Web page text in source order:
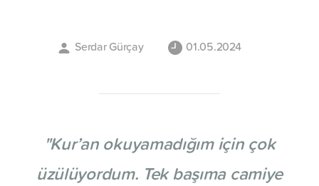
Serdar Gürçay 01.05.2024
"Kur’an okuyamadığım için çok
üzülüyordum. Tek başıma camiye